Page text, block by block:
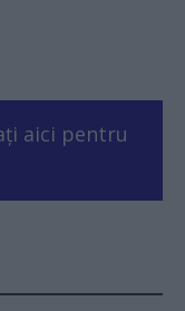
aici pentru